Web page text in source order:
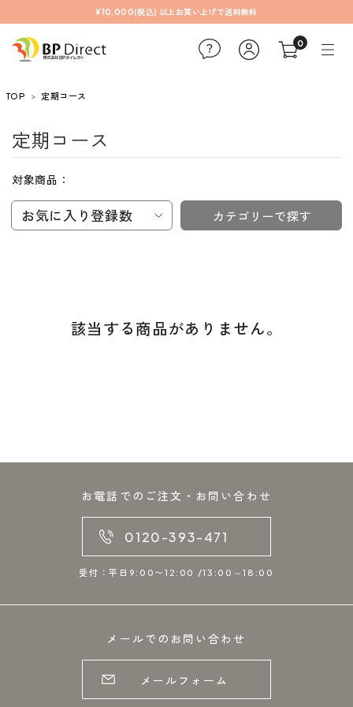
¥10,000(税込) 以上お買い上げで送料無料
0
TOP 定期コース
定期コース
対象商品：
お気に入り登録数 カテゴリーで探す
該当する商品がありません。
お電話でのご注文・お問い合わせ
0120-393-471
受付：平日9:00〜12:00 /13:00～18:00
メールでのお問い合わせ
メールフォーム